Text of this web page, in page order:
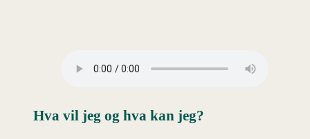
Hva vil jeg og hva kan jeg?